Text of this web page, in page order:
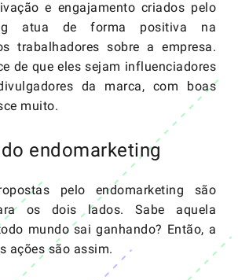
e engajamento criados pelo
atua de forma positiva na
trabalhadores sobre a empresa.
de que eles sejam influenciadores
da marca, com boas
muito.
endomarketing
pelo endomarketing são
os dois lados. Sabe aquela
mundo sai ganhando? Então, a
ações são assim.